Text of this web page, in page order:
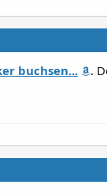
buchsen... .